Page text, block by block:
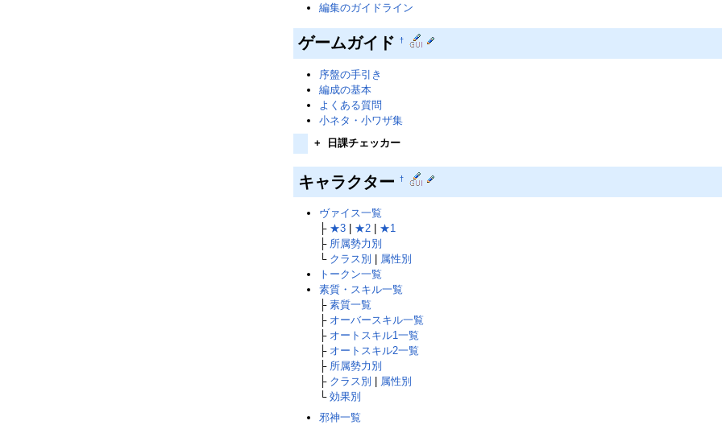
編集のガイドライン
ゲームガイド †
序盤の手引き
編成の基本
よくある質問
小ネタ・小ワザ集
+
日課チェッカー
キャラクター †
ヴァイス一覧
├ ★3| ★2| ★1
├ 所属勢力別
└ クラス別
属性別
トークン一覧
素質・スキル一覧
├ 素質一覧
├ オーバースキル一覧
├ オートスキル1一覧
├ オートスキル2一覧
├ 所属勢力別
├ クラス別
属性別
└ 効果別
邪神一覧